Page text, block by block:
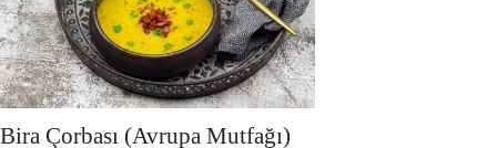
Bira Çorbası (Avrupa Mutfağı)